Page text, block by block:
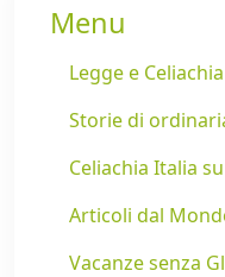
Menu
Legge e Celiachia
Storie di
Celiachia Italia
Articoli dal
Vacanze senza